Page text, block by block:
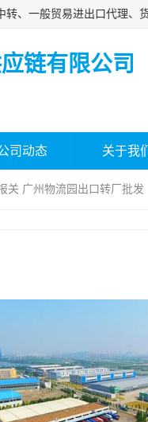
链有限公司
司动态 关于我们
关 广州物流园出口转厂批发